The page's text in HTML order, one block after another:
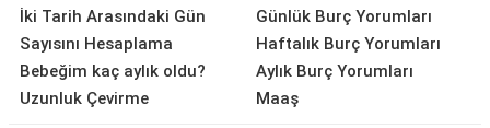
İki Tarih Arasındaki Gün
Sayısını Hesaplama
Bebeğim kaç aylık oldu?
Uzunluk Çevirme
Günlük Burç Yorumları
Haftalık Burç Yorumları
Aylık Burç Yorumları
Maaş